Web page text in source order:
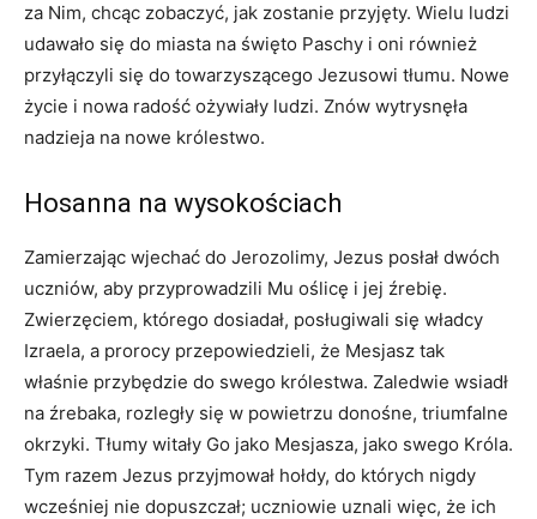
za Nim, chcąc zobaczyć, jak zostanie przyjęty. Wielu ludzi
udawało się do miasta na święto Paschy i oni również
przyłączyli się do towarzyszącego Jezusowi tłumu. Nowe
życie i nowa radość ożywiały ludzi. Znów wytrysnęła
nadzieja na nowe królestwo.
Hosanna na wysokościach
Zamierzając wjechać do Jerozolimy, Jezus posłał dwóch
uczniów, aby przyprowadzili Mu oślicę i jej źrebię.
Zwierzęciem, którego dosiadał, posługiwali się władcy
Izraela, a prorocy przepowiedzieli, że Mesjasz tak
właśnie przybędzie do swego królestwa. Zaledwie wsiadł
na źrebaka, rozległy się w powietrzu donośne, triumfalne
okrzyki. Tłumy witały Go jako Mesjasza, jako swego Króla.
Tym razem Jezus przyjmował hołdy, do których nigdy
wcześniej nie dopuszczał; uczniowie uznali więc, że ich